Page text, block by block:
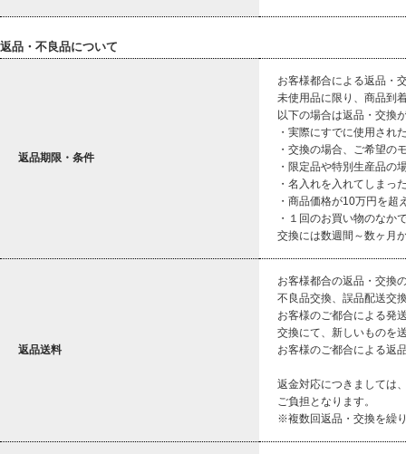
返品・不良品について
返品期限・条件
お客様都合による返品・
未使用品に限り、商品到
以下の場合は返品・交換
・実際にすでに使用され
・交換の場合、ご希望の
・限定品や特別生産品の
・名入れを入れてしまっ
・商品価格が10万円を超
・１回のお買い物のなか
交換には数週間～数ヶ月
返品送料
お客様都合の返品・交換
不良品交換、誤品配送交
お客様のご都合による発
交換にて、新しいものを
お客様のご都合による返
返金対応につきましては
ご負担となります。
※複数回返品・交換を繰